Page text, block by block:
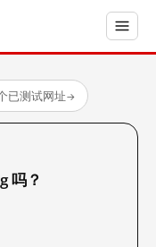
已测试网址→
吗？